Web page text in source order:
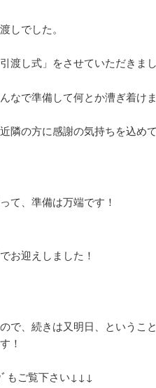
しでした。
渡し式」をさせていただきまし
なで準備して何とか漕ぎ着けま
隣の方に感謝の気持ちを込め
て、準備は万端です！
お迎えしました！
で、続きは又明日、というこ
！
もご覧下さい↓↓↓